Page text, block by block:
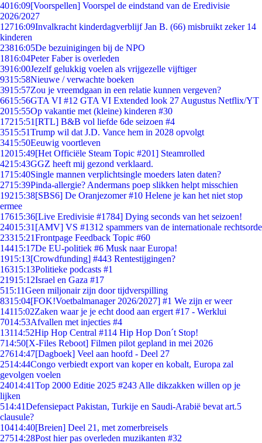
4016:09[Voorspellen] Voorspel de eindstand van de Eredivisie
2026/2027
12716:09Invalkracht kinderdagverblijf Jan B. (66) misbruikt zeker 14
kinderen
23816:05De bezuinigingen bij de NPO
1816:04Peter Faber is overleden
3916:00Jezelf gelukkig voelen als vrijgezelle vijftiger
9315:58Nieuwe / verwachte boeken
3915:57Zou je vreemdgaan in een relatie kunnen vergeven?
6615:56GTA VI #12 GTA VI Extended look 27 Augustus Netflix/YT
2015:55Op vakantie met (kleine) kinderen #30
17215:51 [RTL] B&B vol liefde 6de seizoen #4
3515:51Trump wil dat J.D. Vance hem in 2028 opvolgt
3415:50Eeuwig voortleven
12015:49[Het Officiële Steam Topic #201] Steamrolled
4215:43GGZ heeft mij gezond verklaard.
1715:40Single mannen verplichtsingle moeders laten daten?
2715:39Pinda-allergie? Andermans poep slikken helpt misschien
19215:38[SBS6] De Oranjezomer #10 Helene je kan het niet stop
ermee
17615:36[Live Eredivisie #1784] Dying seconds van het seizoen!
24015:31 [AMV] VS #1312 spammers van de internationale rechtsorde
23315:21Frontpage Feedback Topic #60
14415:17De EU-politiek #6 Musk naar Europa!
1915:13[Crowdfunding] #443 Rentestijgingen?
16315:13Politieke podcasts #1
21915:12Israel en Gaza #17
515:11Geen miljonair zijn door tijdverspilling
8315:04[FOK!Voetbalmanager 2026/2027] #1 We zijn er weer
14115:02Zaken waar je je echt dood aan ergert #17 - Werklui
7014:53Afvallen met injecties #4
13114:52Hip Hop Central #114 Hip Hop Don´t Stop!
714:50[X-Files Reboot] Filmen pilot gepland in mei 2026
27614:47[Dagboek] Veel aan hoofd - Deel 27
2514:44Congo verbiedt export van koper en kobalt, Europa zal
gevolgen voelen
24014:41Top 2000 Editie 2025 #243 Alle dikzakken willen op je
lijken
514:41Defensiepact Pakistan, Turkije en Saudi-Arabië bevat art.5
clausule?
10414:40[Breien] Deel 21, met zomerbreisels
27514:28Post hier pas overleden muzikanten #32